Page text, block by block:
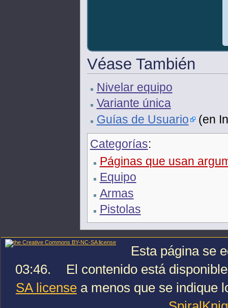
Véase También
Nivelar equipo
Variante única
Guías de Usuario (en
Categorías:
Páginas que usan
Equipo
Armas
Pistolas
Esta página se
03:46.
El contenido está
SA licensea menos que se indique